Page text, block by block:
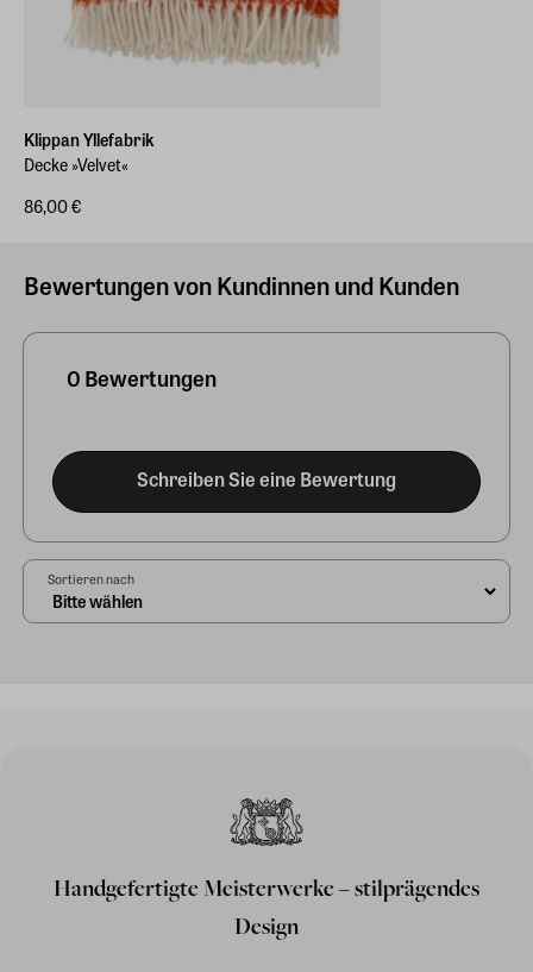
Klippan Yllefabrik
Decke »Velvet«
86,00 €
Bewertungen von Kundinnen und Kunden
0 Bewertungen
Schreiben Sie eine Bewertung
Sortieren nach
Handgefertigte Meisterwerke – stilprägendes
Design